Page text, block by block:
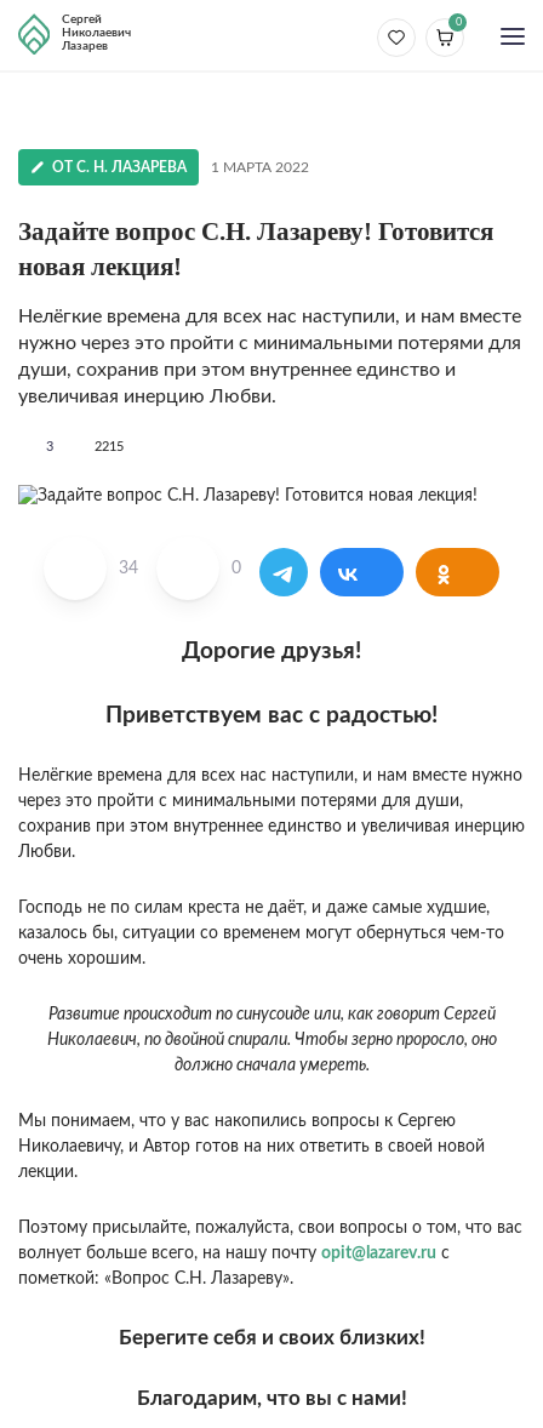
Сергей
Николаевич
Лазарев
0
ОТ С. Н. ЛАЗАРЕВА 1 МАРТА 2022
Задайте вопрос С.Н. Лазареву! Готовится
новая лекция!
Нелёгкие времена для всех нас наступили, и нам вместе
нужно через это пройти с минимальными потерями для
души, сохранив при этом внутреннее единство и
увеличивая инерцию Любви.
3 2215
34 0
Дорогие друзья!
Приветствуем вас с радостью!
Нелёгкие времена для всех нас наступили, и нам вместе нужно
через это пройти с минимальными потерями для души,
сохранив при этом внутреннее единство и увеличивая инерцию
Любви.
Господь не по силам креста не даёт, и даже самые худшие,
казалось бы, ситуации со временем могут обернуться чем-то
очень хорошим.
Развитие происходит по синусоиде или, как говорит Сергей
Николаевич, по двойной спирали. Чтобы зерно проросло, оно
должно сначала умереть.
Мы понимаем, что у вас накопились вопросы к Сергею
Николаевичу, и Автор готов на них ответить в своей новой
лекции.
Поэтому присылайте, пожалуйста, свои вопросы о том, что вас
волнует больше всего, на нашу почту opit@lazarev.ru с
пометкой: «Вопрос С.Н. Лазареву».
Берегите себя и своих близких!
Благодарим, что вы с нами!